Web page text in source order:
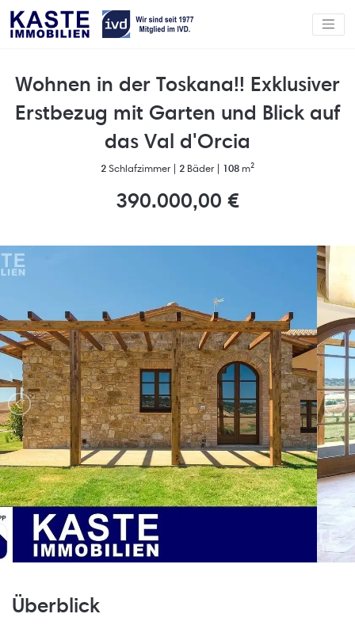
Wohnen in der Toskana!! Exklusiver
Erstbezug mit Garten und Blick auf
das Val d'Orcia
2Schlafzimmer | 2 Bäder | 108 m²
390.000,00 €
Überblick